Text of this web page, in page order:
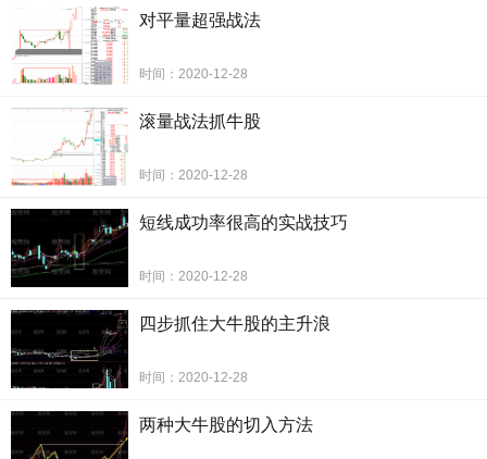
对平量超强战法
时间：2020-12-28
滚量战法抓牛股
时间：2020-12-28
短线成功率很高的实战技巧
时间：2020-12-28
四步抓住大牛股的主升浪
时间：2020-12-28
两种大牛股的切入方法